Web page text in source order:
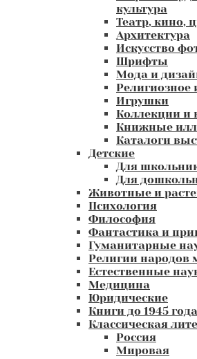
культура
Театр, кино,
Архитектура
Искусство
Шрифты
Мода и
Религиозное
Игрушки
Коллекции и
Книжные
Каталоги
Детские
Для
Для
Животные и
Психология
Философия
Фантастика и
Гуманитарные
Религии народов
Естественные
Медицина
Юридические
Книги до 1945 года
Классическая
Россия
Мировая